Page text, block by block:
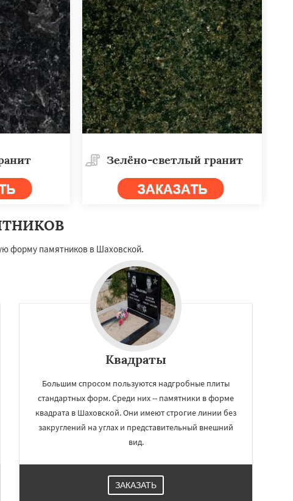
Зелёно-светлый гранит
форму памятников в Шаховской.
Квадраты
Большим спросом пользуются надгробные плиты
стандартных форм. Среди них -- памятники в форме
квадрата в Шаховской. Они имеют строгие линии без
закруглений на углах и представительный внешний
вид.
ЗАКАЗАТЬ